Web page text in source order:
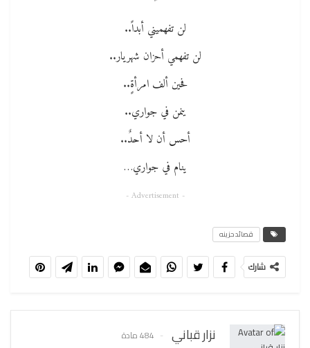
لن تفهميني أبداً..
لن تفهمي أحزان شهريار..
فحين ألف امرأةٍ..
ينمن في جواري..
أحس أن لا أحدٌ..
ينام في جواري…
- Advertisement -
قصائد حزينه
شارك
نزار قباني 484 مادة